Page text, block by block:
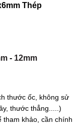
Thép
- 12mm
thước ốc, không sử
thước thẳng.....)
tham khảo, cần chính